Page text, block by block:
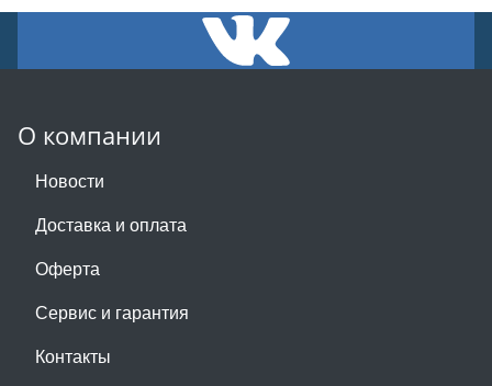
О компании
Новости
Доставка и оплата
Оферта
Сервис и гарантия
Контакты